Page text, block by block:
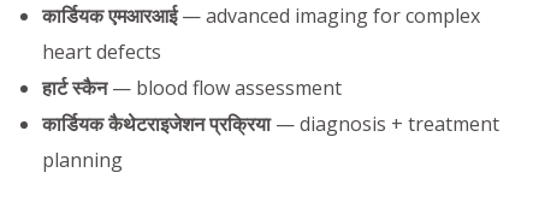
कार्डियक एमआरआई— advanced imaging for complex
heart defects
हार्ट स्कैन— blood flow assessment
कार्डियक कैथेटराइजेशन प्रक्रिया— diagnosis + treatment
planning